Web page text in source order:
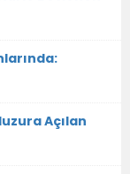
Açılan